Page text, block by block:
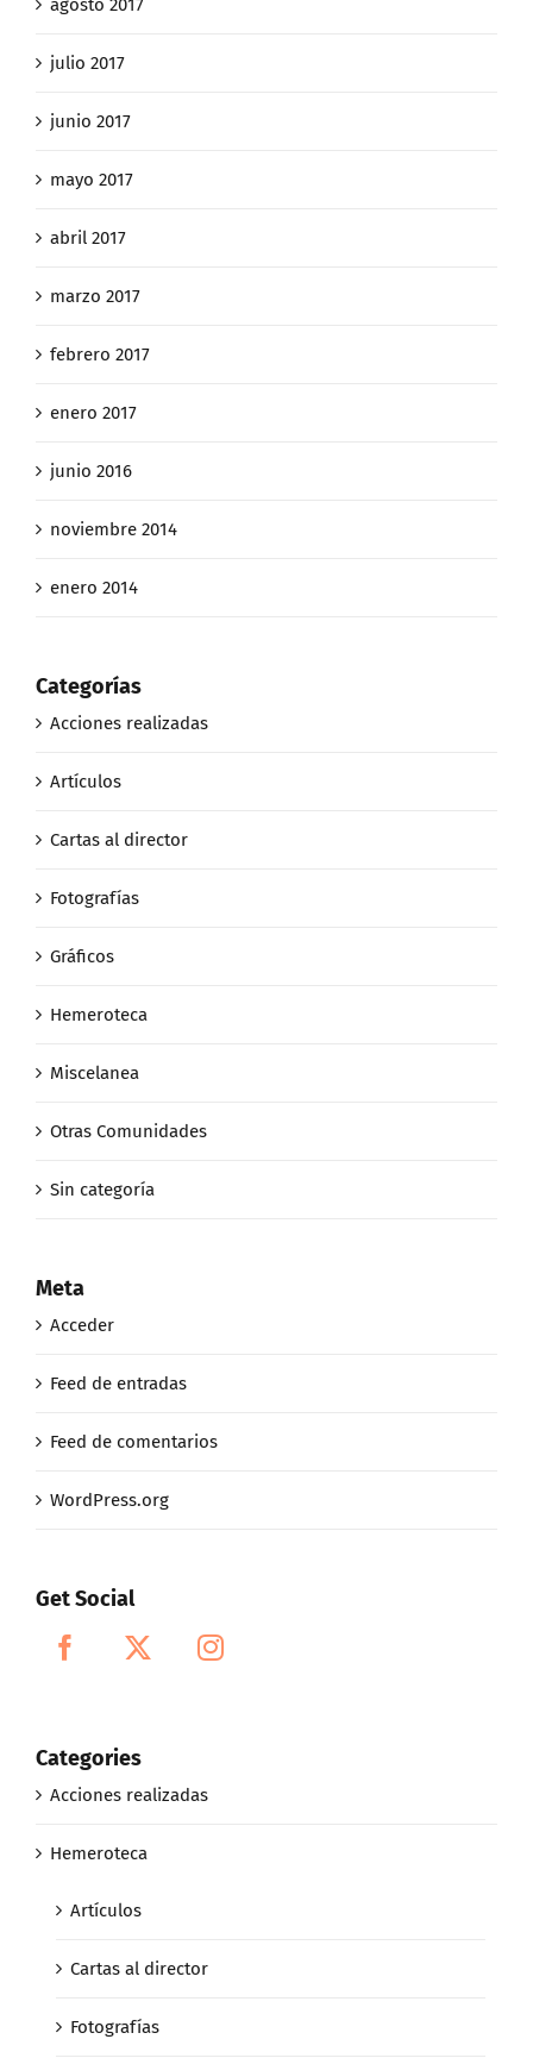
agosto 2017
julio 2017
junio 2017
mayo 2017
abril 2017
marzo 2017
febrero 2017
enero 2017
junio 2016
noviembre 2014
enero 2014
Categorías
Acciones realizadas
Artículos
Cartas al director
Fotografías
Gráficos
Hemeroteca
Miscelanea
Otras Comunidades
Sin categoría
Meta
Acceder
Feed de entradas
Feed de comentarios
WordPress.org
Get Social
Categories
Acciones realizadas
Hemeroteca
Artículos
Cartas al director
Fotografías